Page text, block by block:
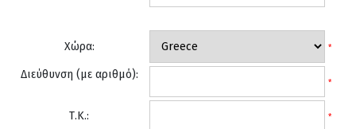
Χώρα: *
Διεύθυνση (με αριθμό):
*
Τ.Κ.: *